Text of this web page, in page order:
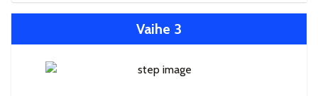
Vaihe 3